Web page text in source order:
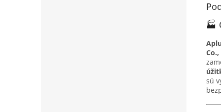
🏭
sú